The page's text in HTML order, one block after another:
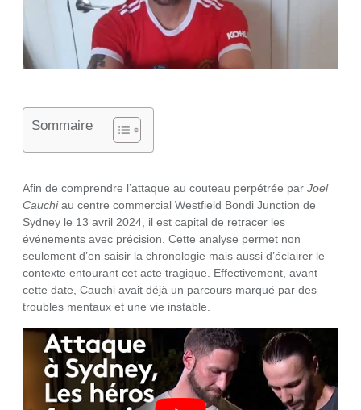
Sommaire
Afin de comprendre l’attaque au couteau perpétrée par Joel
Cauchiau centre commercial Westfield Bondi Junction de
Sydney le 13 avril 2024, il est capital de retracer les
événements avec précision. Cette analyse permet non
seulement d’en saisir la chronologie mais aussi d’éclairer le
contexte entourant cet acte tragique. Effectivement, avant
cette date, Cauchi avait déjà un parcours marqué par des
troubles mentaux et une vie instable.